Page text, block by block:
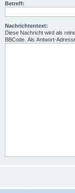
Betreff:
Nachrichtentext:
Diese Nachricht wird als
BBCode. Als Antwort-